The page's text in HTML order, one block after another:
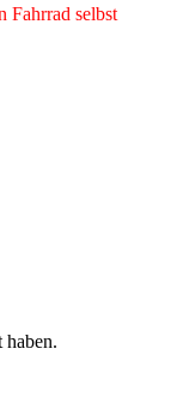
Fahrrad selbst